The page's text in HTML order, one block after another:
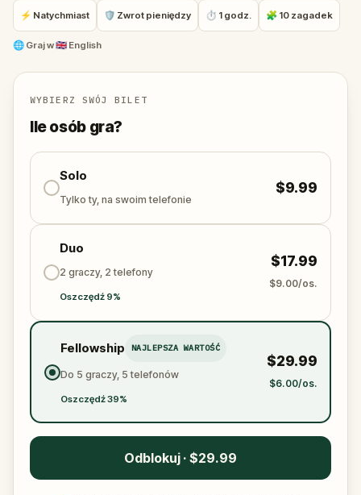
history of mafia bosses, gruesome murders, and
unexplained suicides...
Are you ready to discover a haunted Vegas?
⚡ Natychmiast 🛡 Zwrot pieniędzy ⏱ 1 godz. 🧩 10 zagadek
🌐 Graj w🇬🇧 English
WYBIERZ SWÓJ BILET
Ile osób gra?
Solo
Tylko ty, na swoim telefonie
$9.99
Duo
2 graczy, 2 telefony
Oszczędź 9%
$17.99
$9.00/os.
Fellowship NAJLEPSZA WARTOŚĆ
Do 5 graczy, 5 telefonów
Oszczędź 39%
$29.99
$6.00/os.
Odblokuj · $29.99